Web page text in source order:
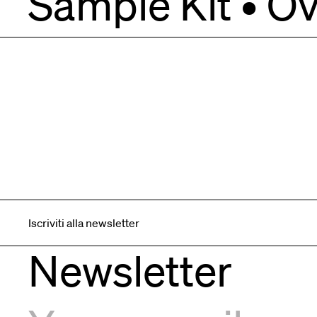
Iscriviti alla newsletter
Newsletter